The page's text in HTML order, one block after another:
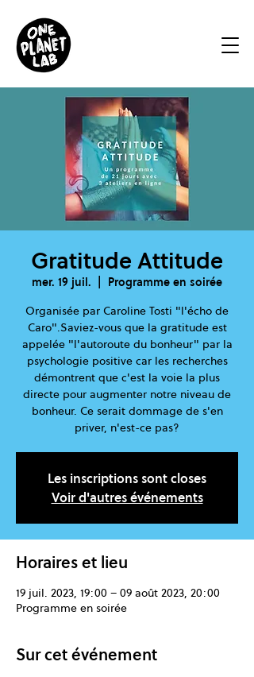
Gratitude Attitude
mer. 19 juil.
Programme en soirée
Organisée par Caroline Tosti "l'écho de
Caro".Saviez-vous que la gratitude est
appelée "l'autoroute du bonheur" par la
psychologie positive car les recherches
démontrent que c'est la voie la plus
directe pour augmenter notre niveau de
bonheur. Ce serait dommage de s'en
priver, n'est-ce pas?
Les inscriptions sont closes
Voir d'autres événements
Horaires et lieu
19 juil. 2023, 19:00 – 09 août 2023, 20:00
Programme en soirée
Sur cet événement